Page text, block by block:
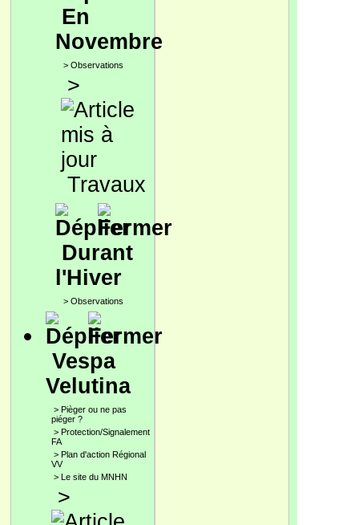
En
Novembre
> Observations
>
Travaux
Durant
l'Hiver
> Observations
Vespa
Velutina
> Pièger ou ne pas
piéger ?
> Protection/Signalement
FA
> Plan d'action Régional
VV
> Le site du MNHN
>